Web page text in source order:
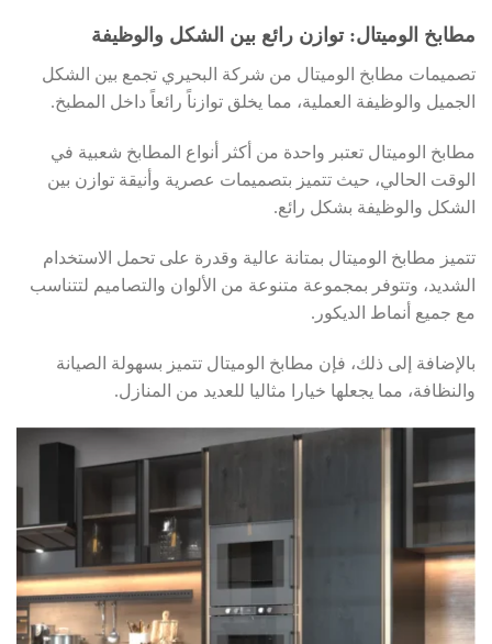
مطابخ الوميتال: توازن رائع بين الشكل والوظيفة
تصميمات مطابخ الوميتال من شركة البحيري تجمع بين الشكل
الجميل والوظيفة العملية، مما يخلق توازناً رائعاً داخل المطبخ.
مطابخ الوميتال تعتبر واحدة من أكثر أنواع المطابخ شعبية في
الوقت الحالي، حيث تتميز بتصميمات عصرية وأنيقة توازن بين
الشكل والوظيفة بشكل رائع.
تتميز مطابخ الوميتال بمتانة عالية وقدرة على تحمل الاستخدام
الشديد، وتتوفر بمجموعة متنوعة من الألوان والتصاميم لتتناسب
مع جميع أنماط الديكور.
بالإضافة إلى ذلك، فإن مطابخ الوميتال تتميز بسهولة الصيانة
والنظافة، مما يجعلها خيارا مثاليا للعديد من المنازل.